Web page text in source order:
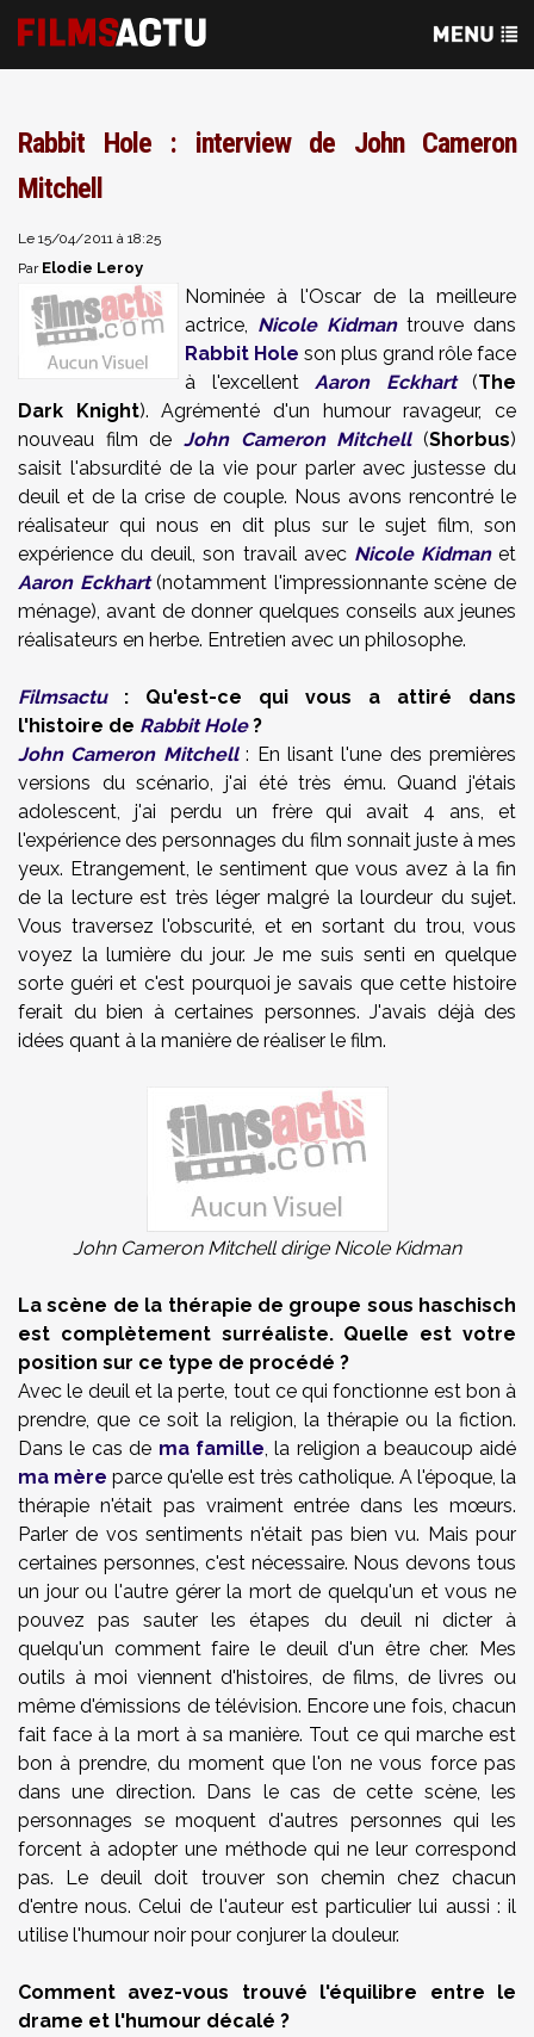
Rabbit Hole : interview de John Cameron
Mitchell
Le 15/04/2011 à 18:25
Par Elodie Leroy
Nominée à l'Oscar de la meilleure
actrice, Nicole Kidmantrouve dans
Rabbit Hole son plus grand rôle face
à l'excellent Aaron Eckhart(The
Dark Knight). Agrémenté d'un humour ravageur, ce
nouveau film de John Cameron Mitchell(Shorbus)
saisit l'absurdité de la vie pour parler avec justesse du
deuil et de la crise de couple. Nous avons rencontré le
réalisateur qui nous en dit plus sur le sujet film, son
expérience du deuil, son travail avec Nicole Kidmanet
Aaron Eckhart(notamment l'impressionnante scène de
ménage), avant de donner quelques conseils aux jeunes
réalisateurs en herbe. Entretien avec un philosophe.
Filmsactu: Qu'est-ce qui vous a attiré dans
l'histoire de Rabbit Hole?
John Cameron Mitchell: En lisant l'une des premières
versions du scénario, j'ai été très ému. Quand j'étais
adolescent, j'ai perdu un frère qui avait 4 ans, et
l'expérience des personnages du film sonnait juste à mes
yeux. Etrangement, le sentiment que vous avez à la fin
de la lecture est très léger malgré la lourdeur du sujet.
Vous traversez l'obscurité, et en sortant du trou, vous
voyez la lumière du jour. Je me suis senti en quelque
sorte guéri et c'est pourquoi je savais que cette histoire
ferait du bien à certaines personnes. J'avais déjà des
idées quant à la manière de réaliser le film.
John Cameron Mitchell dirige Nicole Kidman
La scène de la thérapie de groupe sous haschisch
est complètement surréaliste. Quelle est votre
position sur ce type de procédé ?
Avec le deuil et la perte, tout ce qui fonctionne est bon à
prendre, que ce soit la religion, la thérapie ou la fiction.
Dans le cas de ma famille, la religion a beaucoup aidé
ma mère parce qu'elle est très catholique. A l'époque, la
thérapie n'était pas vraiment entrée dans les mœurs.
Parler de vos sentiments n'était pas bien vu. Mais pour
certaines personnes, c'est nécessaire. Nous devons tous
un jour ou l'autre gérer la mort de quelqu'un et vous ne
pouvez pas sauter les étapes du deuil ni dicter à
quelqu'un comment faire le deuil d'un être cher. Mes
outils à moi viennent d'histoires, de films, de livres ou
même d'émissions de télévision. Encore une fois, chacun
fait face à la mort à sa manière. Tout ce qui marche est
bon à prendre, du moment que l'on ne vous force pas
dans une direction. Dans le cas de cette scène, les
personnages se moquent d'autres personnes qui les
forcent à adopter une méthode qui ne leur correspond
pas. Le deuil doit trouver son chemin chez chacun
d'entre nous. Celui de l'auteur est particulier lui aussi : il
utilise l'humour noir pour conjurer la douleur.
Comment avez-vous trouvé l'équilibre entre le
drame et l'humour décalé ?